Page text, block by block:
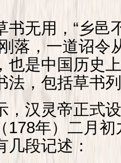
无用，“乡邑
落，一道诏令
是中国历史
法，包括草书
汉灵帝正式设
178年）二月
几段记述：